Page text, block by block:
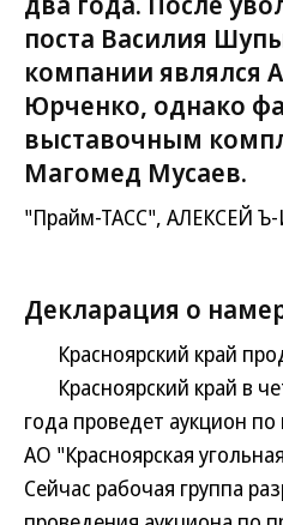
поста Василия
компании являлся
Юрченко, однако
выставочным
Магомед Мусаев.
"Прайм-ТАСС", АЛЕКСЕЙ
Декларация о
Красноярский край
Красноярский край в
года проведет аукцион
АО "Красноярская
Сейчас рабочая группа